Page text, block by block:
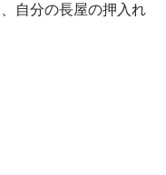
自分の長屋の押入れ